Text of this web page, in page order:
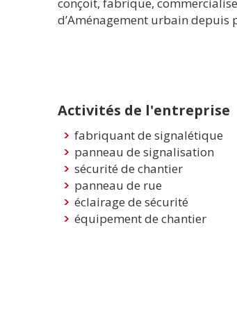
conçoit, fabrique,
d’Aménagement urbain depuis
Activités de l'entreprise
fabriquant de signalétique
panneau de signalisation
sécurité de chantier
panneau de rue
éclairage de sécurité
équipement de chantier